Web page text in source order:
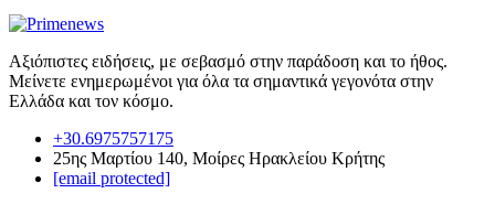
Αξιόπιστες ειδήσεις, με σεβασμό στην παράδοση και το ήθος.
Μείνετε ενημερωμένοι για όλα τα σημαντικά γεγονότα στην
Ελλάδα και τον κόσμο.
+30.6975757175
25ης Μαρτίου 140, Μοίρες Ηρακλείου Κρήτης
[email protected]